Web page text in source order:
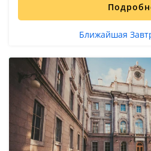
Ближайшая